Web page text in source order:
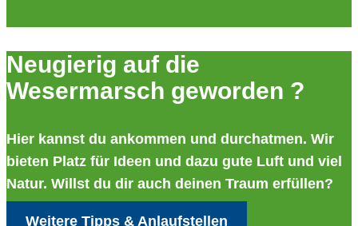
Neugierig auf die
Wesermarsch geworden ?
Hier kannst du ankommen und durchatmen. Wir
bieten Platz für Ideen und dazu gute Luft und viel
Natur. Willst du dir auch deinen Traum erfüllen?
Weitere Tipps & Anlaufstellen